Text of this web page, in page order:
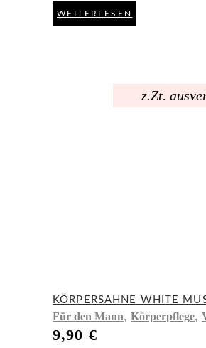
WEITERLESEN
z.Zt.
KÖRPERSAHNE WHITE
Für den Mann, Körperpflege,
9,90 €